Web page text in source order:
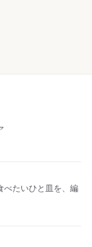
べたいひと皿を、編